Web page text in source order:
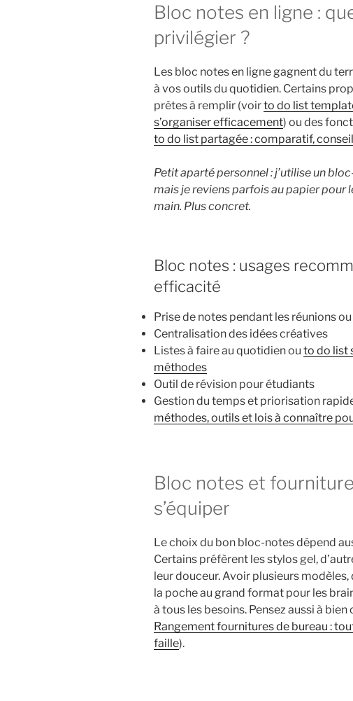
Bloc notes en ligne :
privilégier ?
Les bloc notes en ligne gagnent du
à vos outils du quotidien. Certains
prêtes à remplir (voirto do list
s’organiser efficacement) ou des
to do list partagée : comparatif,
Petit aparté personnel : j’utilise un
mais je reviens parfois au papier pour
main. Plus concret.
Bloc notes : usages
efficacité
Prise de notes pendant les réunions
Centralisation des idées créatives
Listes à faire au quotidien ou to do list
méthodes
Outil de révision pour étudiants
Gestion du temps et priorisation
méthodes, outils et lois à connaître
Bloc notes et
s’équiper
Le choix du bon bloc-notes dépend
Certains préfèrent les stylos gel,
leur douceur. Avoir plusieurs
la poche au grand format pour les
à tous les besoins. Pensez aussi à
Rangement fournitures de bureau :
faille).